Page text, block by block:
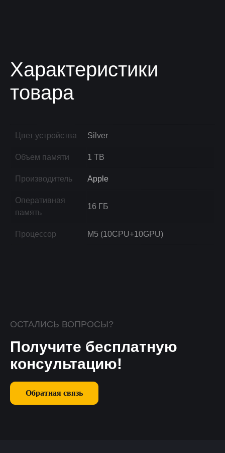
Характеристики
товара
Цвет устройства Silver
Объем памяти 1 TB
Производитель Apple
Оперативная
память
16 ГБ
Процессор M5 (10CPU+10GPU)
ОСТАЛИСЬ ВОПРОСЫ?
Получите бесплатную
консультацию!
Обратная связь